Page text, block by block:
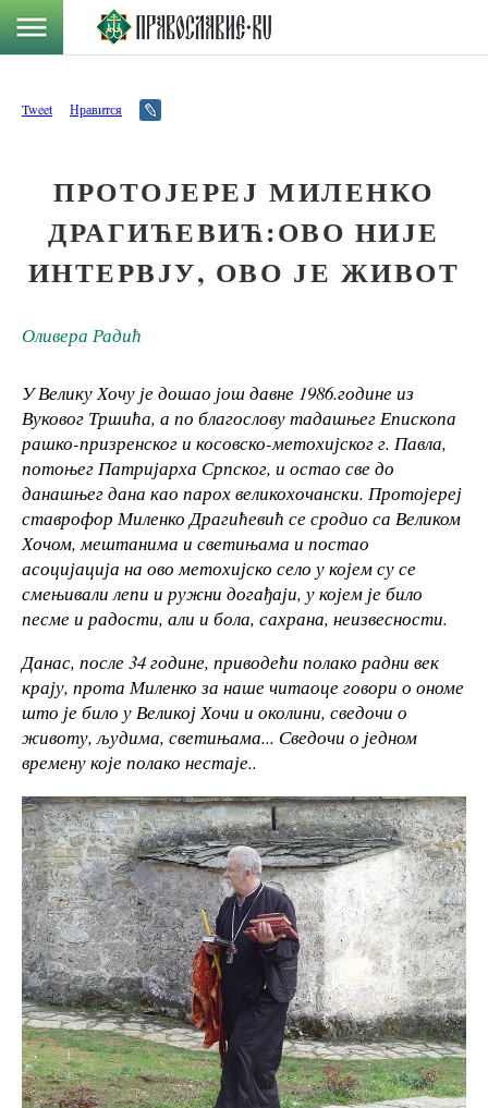
Tweet Нравится
ПРОТОЈЕРЕЈ МИЛЕНКО
ДРАГИЋЕВИЋ:ОВО НИЈЕ
ИНТЕРВЈУ, ОВО ЈЕ ЖИВОТ
Оливера Радић
У Велику Хочу је дошао још давне 1986.године из
Вуковог Тршића, а по благослову тадашњег Епископа
рашко-призренског и косовско-метохијског г. Павла,
потоњег Патријарха Српског, и остао све до
данашњег дана као парох великохочански. Протојереј
ставрофор Миленко Драгићевић се сродио са Великом
Хочом, мештанима и светињама и постао
асоцијација на ово метохијско село у којем су се
смењивали лепи и ружни догађаји, у којем је било
песме и радости, али и бола, сахрана, неизвесности.
Данас, после 34 године, приводећи полако радни век
крају, прота Миленко за наше читаоце говори о ономе
што је било у Великој Хочи и околини, сведочи о
животу, људима, светињама... Сведочи о једном
времену које полако нестаје..